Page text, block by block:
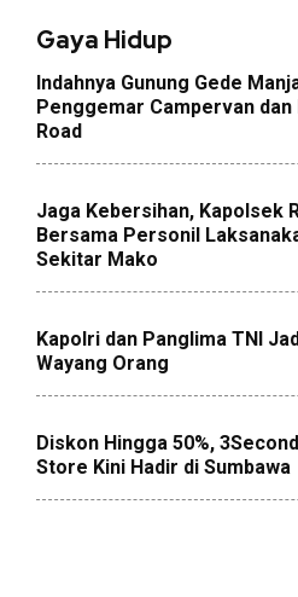
Gaya Hidup
Indahnya Gunung Gede
Penggemar Campervan
Road
Jaga Kebersihan, Kapolsek
Bersama Personil
Sekitar Mako
Kapolri dan Panglima TNI
Wayang Orang
Diskon Hingga 50%,
Store Kini Hadir di Sumbawa